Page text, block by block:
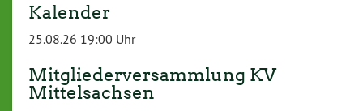
Kalender
25.08.26 19:00 Uhr
Mitgliederversammlung KV
Mittelsachsen